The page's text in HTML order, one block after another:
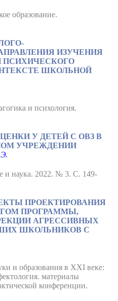
образование.
ИЗУЧЕНИЯ
ПСИХИЧЕСКОГО
ШКОЛЬНОЙ
и психология.
У ДЕТЕЙ С ОВЗ В
УЧРЕЖДЕНИИ
и наука. 2022. № 3. С. 149-
ПРОЕКТИРОВАНИЯ
ПРОГРАММЫ,
АГРЕССИВНЫХ
ШКОЛЬНИКОВ С
и образования в XXI веке:
материалы
конференции.